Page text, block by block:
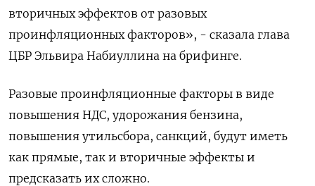
вторичных эффектов от разовых
проинфляционных факторов», - сказала глава
ЦБР Эльвира Набиуллина на брифинге.
Разовые проинфляционные факторы в виде
повышения НДС, удорожания бензина,
повышения утильсбора, санкций, будут иметь
как прямые, так и вторичные эффекты и
предсказать их сложно.